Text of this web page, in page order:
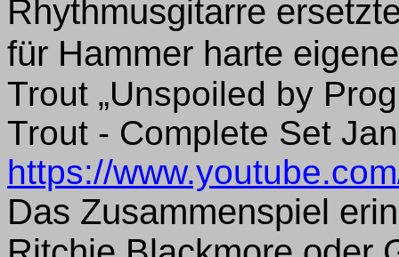
Rhythmusgitarre
für Hammer harte
Trout „Unspoiled by
Trout - Complete Set
https://
Das Zusammenspiel